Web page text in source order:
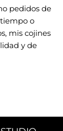
pedidos de
o
mis cojines
y de